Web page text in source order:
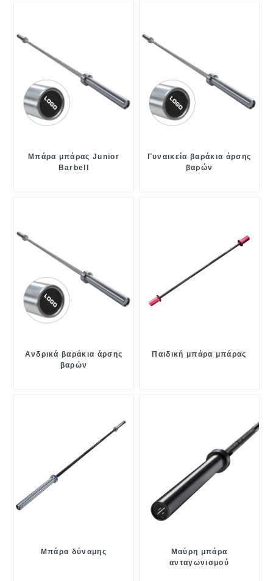
Μπάρα μπάρας Junior
Barbell
Γυναικεία βαράκια άρσης
βαρών
Ανδρικά βαράκια άρσης
βαρών
Παιδική μπάρα μπάρας
Μπάρα δύναμης
Μαύρη μπάρα
ανταγωνισμού